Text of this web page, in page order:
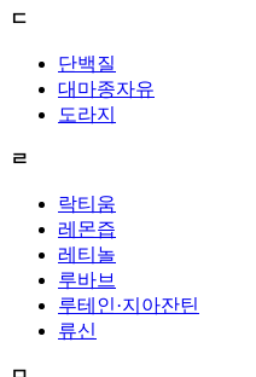
ㄷ
단백질
대마종자유
도라지
ㄹ
락티움
레몬즙
레티놀
루바브
루테인·지아잔틴
류신